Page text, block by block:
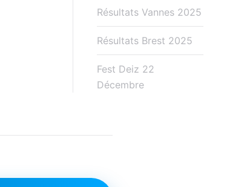
Résultats Vannes 2025
Résultats Brest 2025
Fest Deiz 22
Décembre